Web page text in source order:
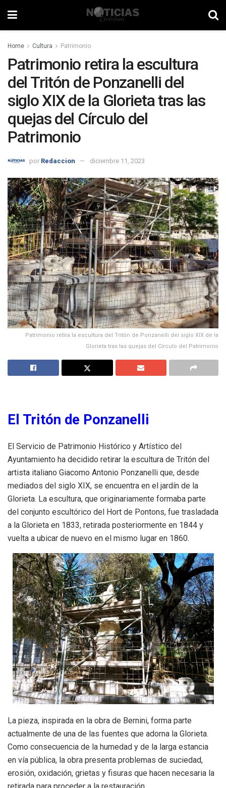
Home Cultura Patrimonio
Patrimonio retira la escultura
del Tritón de Ponzanelli del
siglo XIX de la Glorieta tras las
quejas del Círculo del
Patrimonio
por Redaccion diciembre 11, 2023
Patrimonio retira la escultura del Tritón de Ponzanelli del siglo XIX de la
Glorieta tras las quejas del Círculo del Patrimonio
El Tritón de Ponzanelli
El Servicio de Patrimonio Histórico y Artístico del
Ayuntamiento ha decidido retirar la escultura de Tritón del
artista italiano Giacomo Antonio Ponzanelli que, desde
mediados del siglo XIX, se encuentra en el jardín de la
Glorieta. La escultura, que originariamente formaba parte
del conjunto escultórico del Hort de Pontons, fue trasladada
a la Glorieta en 1833, retirada posteriormente en 1844 y
vuelta a ubicar de nuevo en el mismo lugar en 1860.
La pieza, inspirada en la obra de Bernini, forma parte
actualmente de una de las fuentes que adorna la Glorieta.
Como consecuencia de la humedad y de la larga estancia
en vía pública, la obra presenta problemas de suciedad,
erosión, oxidación, grietas y fisuras que hacen necesaria la